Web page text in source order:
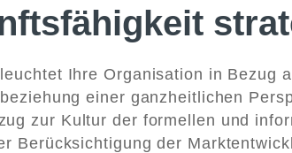
Ihre Organisation in Bezug
einer ganzheitlichen
zur Kultur der formellen und
Berücksichtigung der